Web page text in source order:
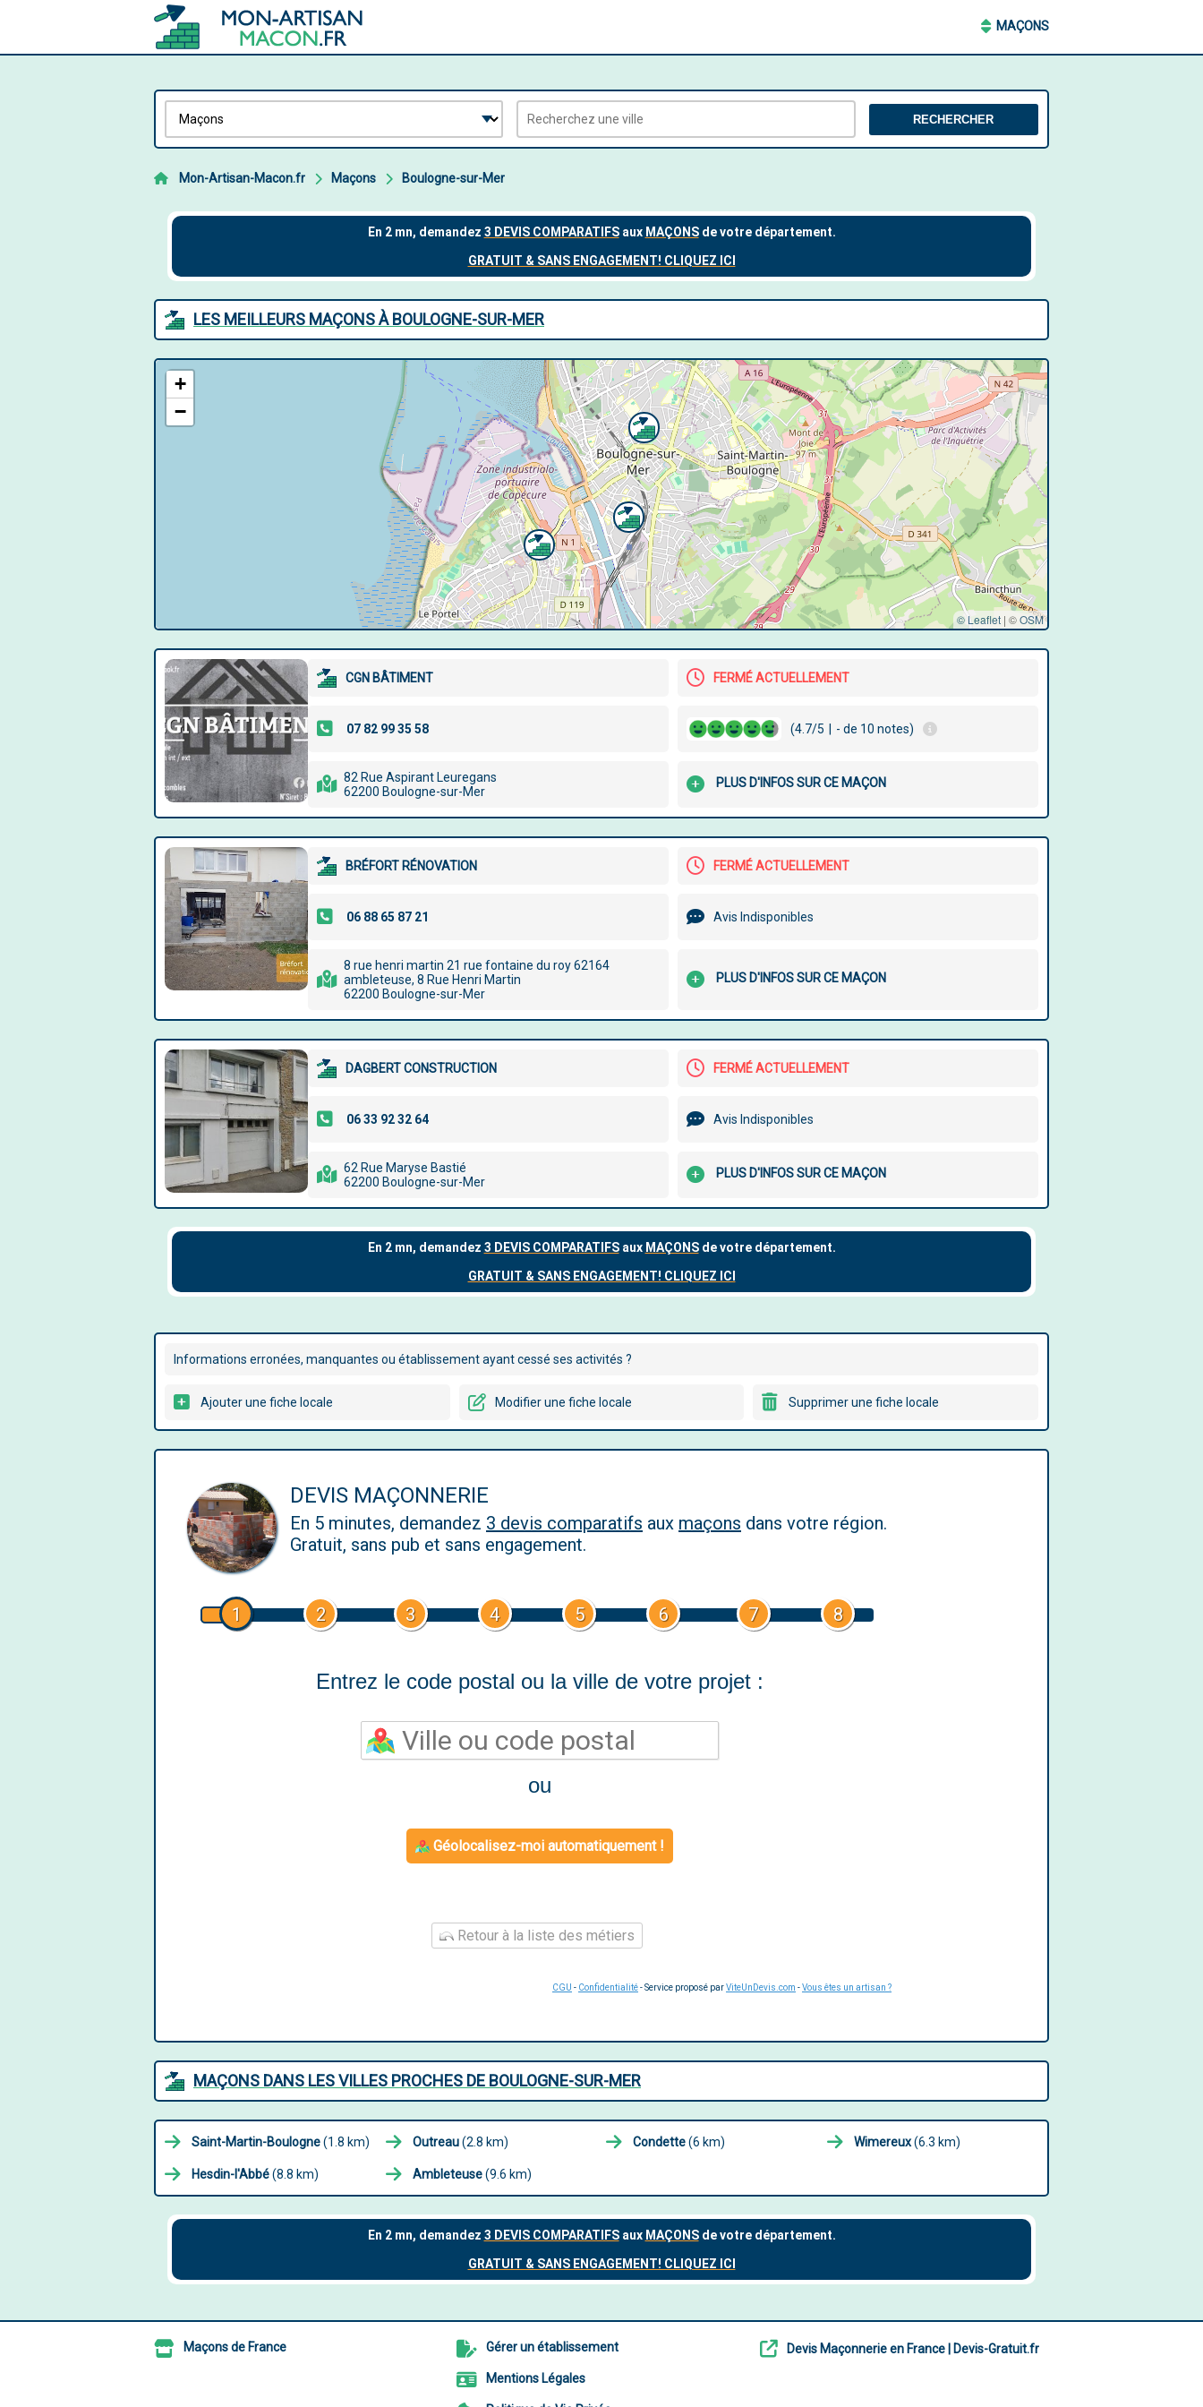
MAÇONS
RECHERCHER
Mon-Artisan-Macon.fr Maçons Boulogne-sur-Mer
LES MEILLEURS MAÇONS À BOULOGNE-SUR-MER
+
−
© Leaflet | ©OSM
CGN BÂTIMENT FERMÉ ACTUELLEMENT
(4.7/5 - de 10 notes)
82 Rue Aspirant Leuregans
62200 Boulogne-sur-Mer
PLUS D'INFOS SUR CE MAÇON
BRÉFORT RÉNOVATION FERMÉ ACTUELLEMENT
Avis Indisponibles
8 rue henri martin 21 rue fontaine du roy 62164
ambleteuse, 8 Rue Henri Martin
62200 Boulogne-sur-Mer
PLUS D'INFOS SUR CE MAÇON
DAGBERT CONSTRUCTION FERMÉ ACTUELLEMENT
Avis Indisponibles
62 Rue Maryse Bastié
62200 Boulogne-sur-Mer
PLUS D'INFOS SUR CE MAÇON
Informations erronées, manquantes ou établissement ayant cessé ses activités ?
Ajouter une fiche locale Modifier une fiche locale Supprimer une fiche locale
DEVIS MAÇONNERIE
En 5 minutes, demandez 3 devis comparatifs aux maçons dans votre région.
Gratuit, sans pub et sans engagement.
1 2 3 4 5 6 7 8
Entrez le code postal ou la ville de votre projet :
ou
Géolocalisez-moi automatiquement !
Retour à la liste des métiers
CGU - Confidentialité- Service proposé parViteUnDevis.com -Vous êtes un artisan ?
MAÇONS DANS LES VILLES PROCHES DE BOULOGNE-SUR-MER
Saint-Martin-Boulogne(1.8 km) Outreau(2.8 km) Condette(6 km) Wimereux(6.3 km)
Hesdin-l'Abbé(8.8 km) Ambleteuse(9.6 km)
Maçons de France Gérer un établissement
Mentions Légales
Devis Maçonnerie en France | Devis-Gratuit.fr